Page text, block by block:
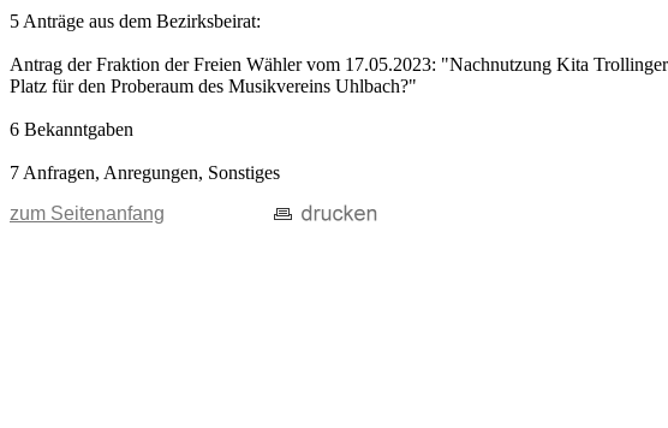
5 Anträge aus dem Bezirksbeirat:
Antrag der Fraktion der Freien Wähler vom 17.05.2023: "Nachnutzung Kita
Platz für den Proberaum des Musikvereins Uhlbach?"
6 Bekanntgaben
7 Anfragen, Anregungen, Sonstiges
zum Seitenanfang